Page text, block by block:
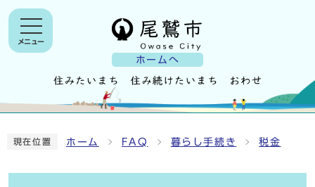
ホームへ
メニュー
現在位置 ホーム FAQ 暮らし手続き 税金